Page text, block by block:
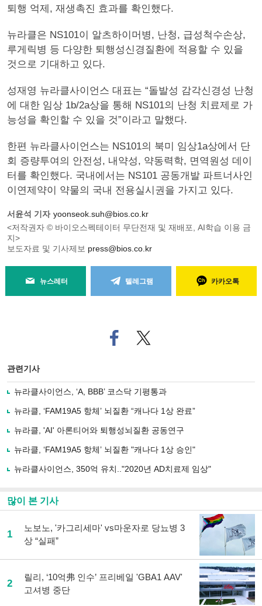
퇴행 억제, 재생촉진 효과를 확인했다.
뉴라클은 NS101이 알츠하이머병, 난청, 급성척수손상,
루게릭병 등 다양한 퇴행성신경질환에 적용할 수 있을
것으로 기대하고 있다.
성재영 뉴라클사이언스 대표는 “돌발성 감각신경성 난청
에 대한 임상 1b/2a상을 통해 NS101의 난청 치료제로 가
능성을 확인할 수 있을 것”이라고 말했다.
한편 뉴라클사이언스는 NS101의 북미 임상1a상에서 단
회 증량투여의 안전성, 내약성, 약동력학, 면역원성 데이
터를 확인했다. 국내에서는 NS101 공동개발 파트너사인
이연제약이 약물의 국내 전용실시권을 가지고 있다.
서윤석 기자 yoonseok.suh@bios.co.kr
<저작권자 © 바이오스펙테이터 무단전재 및 재배포, AI학습 이용 금
지>
보도자료 및 기사제보 press@bios.co.kr
뉴스레터 텔레그램 카카오톡
페
이
로
기
사
유
기
트위
터로
관련기사
뉴라클사이언스, ‘A, BBB’ 코스닥 기평통과
뉴라클, ‘FAM19A5 항체’ 뇌질환 “캐나다 1상 완료”
뉴라클, 'AI' 아론티어와 퇴행성뇌질환 공동연구
뉴라클, ‘FAM19A5 항체’ 뇌질환 "캐나다 1상 승인"
뉴라클사이언스, 350억 유치.."2020년 AD치료제 임상"
많이 본 기사
1
노보노, '카그리세마' vs마운자로 당뇨병 3
상 “실패”
2
릴리, ‘10억弗 인수’ 프리베일 'GBA1 AAV'
고셔병 중단